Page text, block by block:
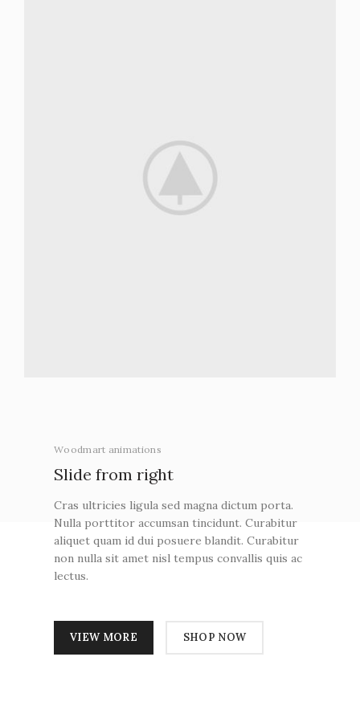
Woodmart animations
Slide fromright
Cras ultricies ligula sed magna dictum porta.
Nulla porttitor accumsan tincidunt. Curabitur
aliquet quam id dui posuere blandit. Curabitur
non nulla sit amet nisl tempus convallis quis ac
lectus.
VIEW MORE SHOP NOW